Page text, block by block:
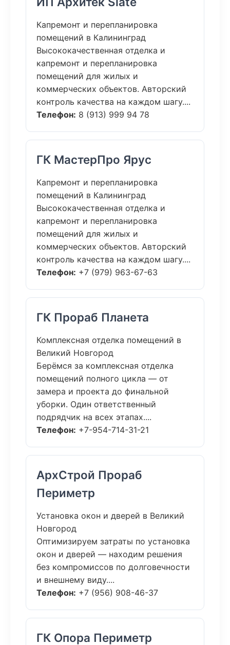
Капремонт и перепланировка
помещений в Калининград
Высококачественная отделка и
капремонт и перепланировка
помещений для жилых и
коммерческих объектов. Авторский
контроль качества на каждом шагу....
Телефон: 8 (913) 999 94 78
ГК МастерПро Ярус
Капремонт и перепланировка
помещений в Калининград
Высококачественная отделка и
капремонт и перепланировка
помещений для жилых и
коммерческих объектов. Авторский
контроль качества на каждом шагу....
Телефон: +7 (979) 963-67-63
ГК Прораб Планета
Комплексная отделка помещений в
Великий Новгород
Берёмся за комплексная отделка
помещений полного цикла — от
замера и проекта до финальной
уборки. Один ответственный
подрядчик на всех этапах....
Телефон: +7-954-714-31-21
АрхСтрой Прораб
Периметр
Установка окон и дверей в Великий
Новгород
Оптимизируем затраты по установка
окон и дверей — находим решения
без компромиссов по долговечности
и внешнему виду....
Телефон: +7 (956) 908-46-37
ГК Опора Периметр